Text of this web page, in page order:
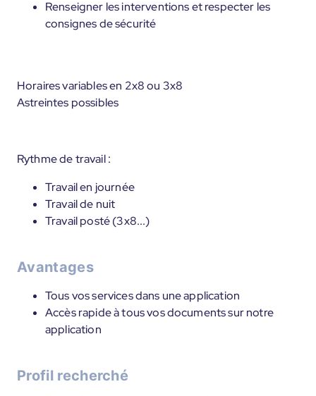
Renseigner les interventions et respecter les
consignes de sécurité
Horaires variables en 2x8 ou 3x8
Astreintes possibles
Rythme de travail :
Travail en journée
Travail de nuit
Travail posté (3x8...)
Avantages
Tous vos services dans une application
Accès rapide à tous vos documents sur notre
application
Profil recherché